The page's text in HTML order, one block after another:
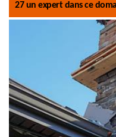
27 un expert dans ce